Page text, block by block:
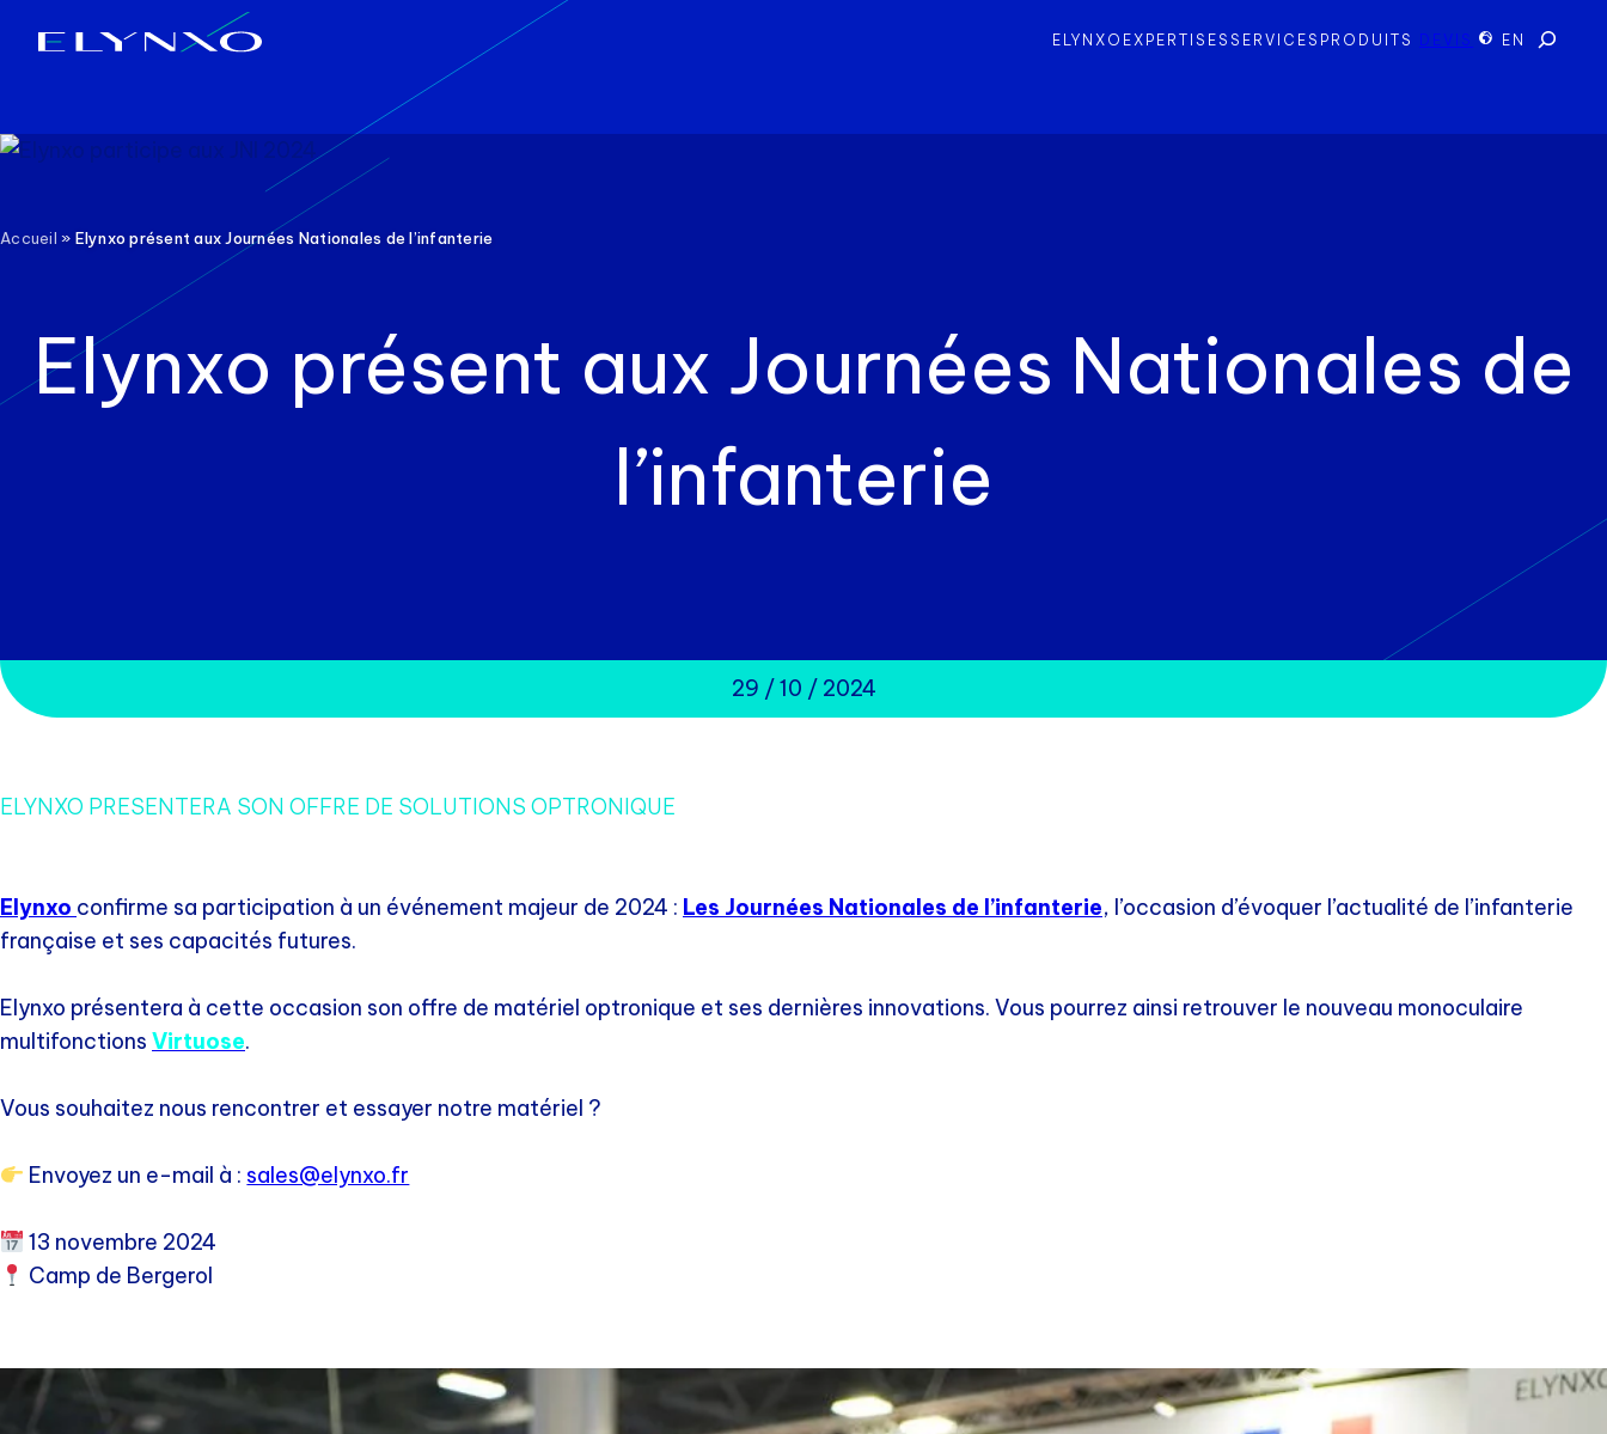
ELYNXO EXPERTISESSERVICES PRODUITS DEVIS EN
Accueil » Elynxo présent aux Journées Nationales de l’infanterie
Elynxo présent aux Journées Nationales de
l’infanterie
29 / 10 / 2024
ELYNXO PRESENTERA SON OFFRE DE SOLUTIONS OPTRONIQUE
Elynxo confirme sa participation à un événement majeur de 2024 : Les Journées Nationales de l’infanterie, l’occasion d’évoquer l’actualité de l’infanterie
française et ses capacités futures.
Elynxo présentera à cette occasion son offre de matériel optronique et ses dernières innovations. Vous pourrez ainsi retrouver le nouveau monoculaire
multifonctions Virtuose.
Vous souhaitez nous rencontrer et essayer notre matériel ?
Envoyez un e-mail à : sales@elynxo.fr
13 novembre 2024
Camp de Bergerol